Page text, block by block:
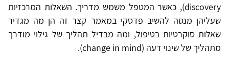
discovery), כאשר המטפל משמש מדריך. השאלות המרכזיות
שעליהן מנסה להשיב פדסקי במאמר קצר זה הן מה מגדיר
שאלות סוקרטיות בטיפול, ומה מבדיל תהליך של גילוי מודרך
מתהליך של שינוי דעה (change in mind).